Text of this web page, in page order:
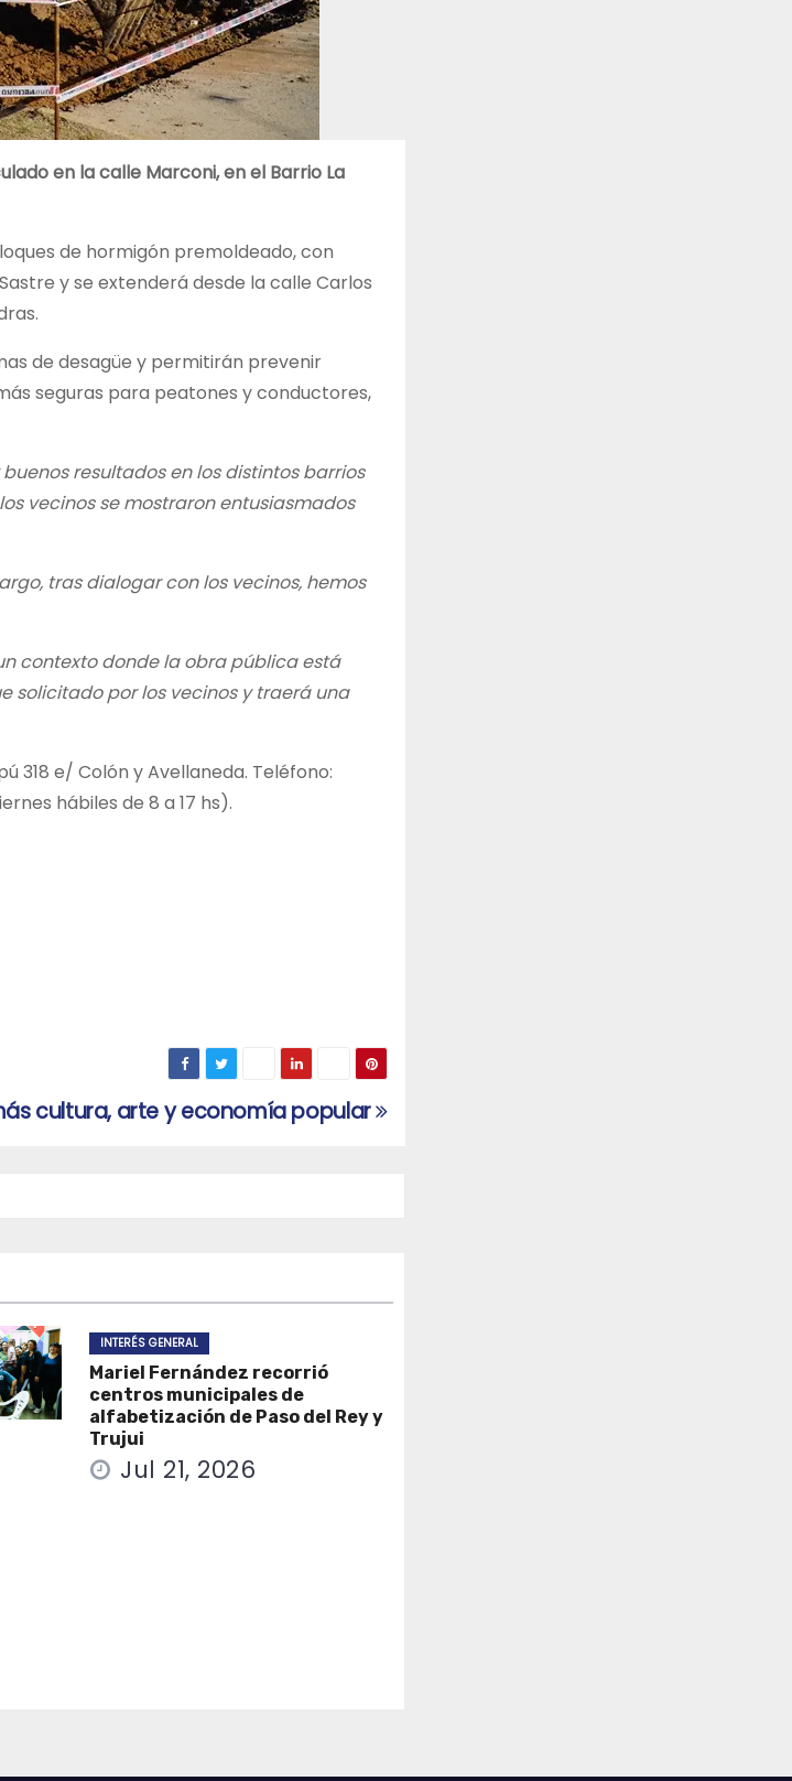
en la calle Marconi, en el Barrio La
de hormigón premoldeado, con
y se extenderá desde la calle Carlos
de desagüe y permitirán prevenir
seguras para peatones y conductores,
resultados en los distintos barrios
vecinos se mostraron entusiasmados
tras dialogar con los vecinos, hemos
contexto donde la obra pública está
solicitado por los vecinos y traerá una
318 e/ Colón y Avellaneda. Teléfono:
hábiles de 8 a 17 hs).
cultura, arte y economía popular
INTERÉS GENERAL
Mariel Fernández recorrió
centros municipales de
alfabetización de Paso del Rey y
Trujui
Jul 21, 2026